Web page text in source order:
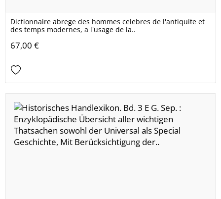
Dictionnaire abrege des hommes celebres de l'antiquite et
des temps modernes, a l'usage de la..
67,00 €